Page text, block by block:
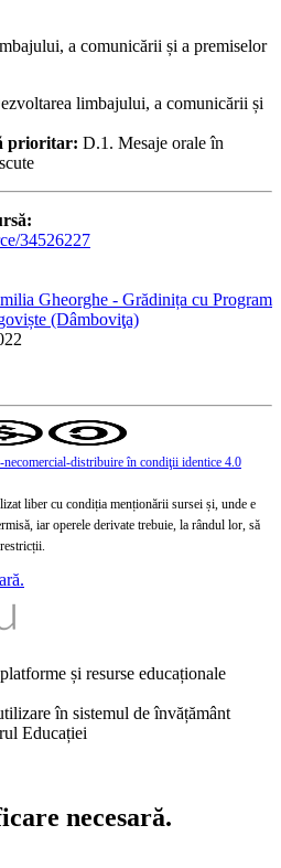
a comunicării și a premiselor
limbajului, a comunicării și
prioritar: D.1. Mesaje orale în
34526227
Gheorghe - Grădinița cu Program
(Dâmboviţa)
distribuire în condiţii identice 4.0
liber cu condiția menționării sursei și, unde e
iar operele derivate trebuie, la rândul lor, să
și resurse educaționale
în sistemul de învățământ
Educației
necesară.